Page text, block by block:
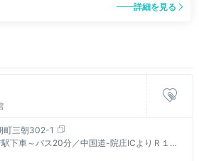
詳細を見る
町三朝302-1
下車～バス20分／中国道-院庄ICよりＲ１７